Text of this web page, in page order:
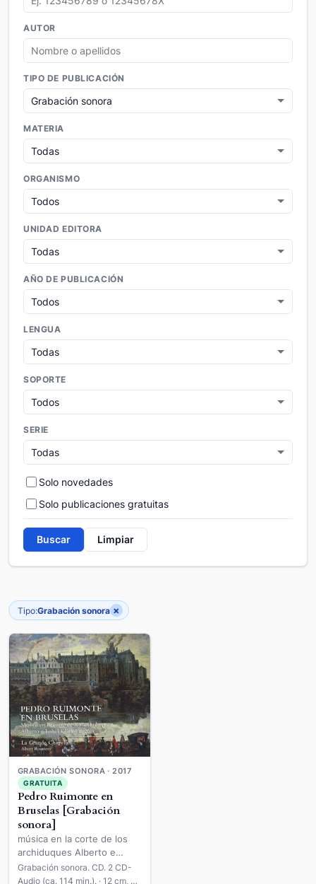
AUTOR
TIPO DE PUBLICACIÓN
MATERIA
ORGANISMO
UNIDAD EDITORA
AÑO DE PUBLICACIÓN
LENGUA
SOPORTE
SERIE
Solo novedades
Solo publicaciones gratuitas
Buscar Limpiar
Tipo:Grabación sonora ×
GRABACIÓN SONORA · 2017
GRATUITA
Pedro Ruimonte en
Bruselas [Grabación
sonora]
música en la corte de los
archiduques Alberto e
Isabel Clara Eugenia
Grabación sonora. CD. 2 CD-
Audio (ca. 114 min.). · 12 cm, en